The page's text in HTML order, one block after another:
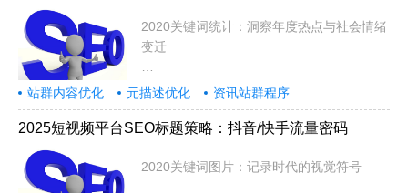
2020关键词统计：洞察年度热点与社会情绪
变迁
2020年是极不平凡的一年，全球经
站群内容优化 元描述优化 资讯站群程序
2025短视频平台SEO标题策略：抖音/快手流量密码
2020关键词图片：记录时代的视觉符号